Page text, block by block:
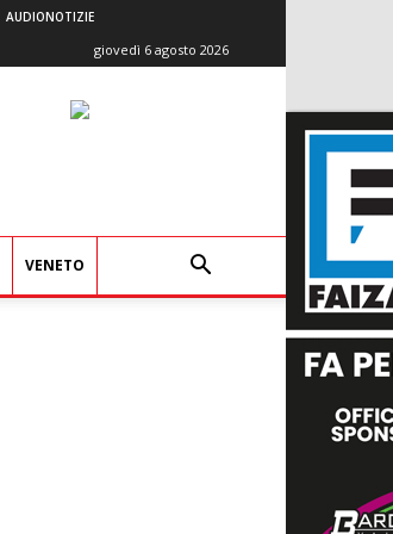
AUDIONOTIZIE
giovedì 6 agosto 2026
VENETO